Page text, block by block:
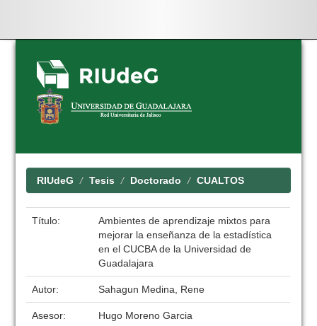
Skip
navigation
RIUdeG Tesis Doctorado CUALTOS
Título:
Ambientes de aprendizaje mixtos para
mejorar la enseñanza de la estadística
en el CUCBA de la Universidad de
Guadalajara
Autor: Sahagun Medina, Rene
Asesor: Hugo Moreno Garcia